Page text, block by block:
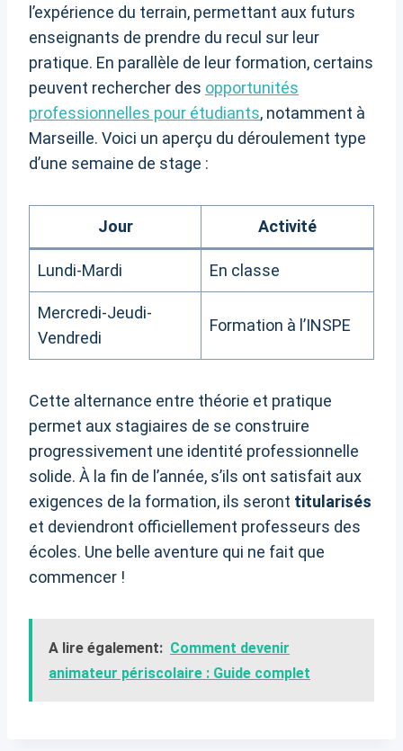
l’expérience du terrain, permettant aux futurs
enseignants de prendre du recul sur leur
pratique. En parallèle de leur formation, certains
peuvent rechercher des opportunités
professionnelles pour étudiants, notamment à
Marseille. Voici un aperçu du déroulement type
d’une semaine de stage :
Jour Activité
Lundi-Mardi En classe
Mercredi-Jeudi-
Vendredi
Formation à l’INSPE
Cette alternance entre théorie et pratique
permet aux stagiaires de se construire
progressivement une identité professionnelle
solide. À la fin de l’année, s’ils ont satisfait aux
exigences de la formation, ils seront titularisés
et deviendront officiellement professeurs des
écoles. Une belle aventure qui ne fait que
commencer !
A lire également: Comment devenir
animateur périscolaire : Guide complet